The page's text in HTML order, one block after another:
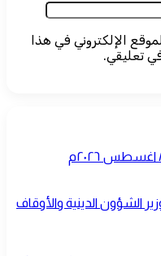
الإلكتروني في هذا
تعليقي.
الشؤون الدينية والأوقاف